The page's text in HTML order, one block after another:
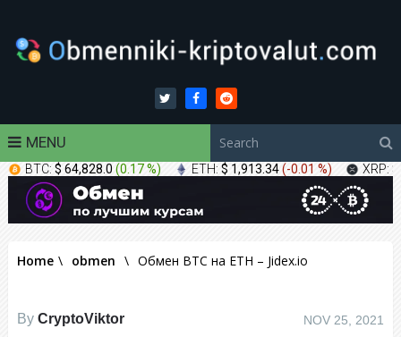
MENU
BTC: $ 64,828.0 (0.17 %) ETH: $ 1,913.34(-0.01 %) XRP:
Home \ obmen \ Обмен BTC на ETH – Jidex.io
By CryptoViktor NOV 25, 2021